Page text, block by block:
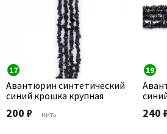
17
Авантюрин синтетический
синий крошка крупная
200 ₽ нить
19
240